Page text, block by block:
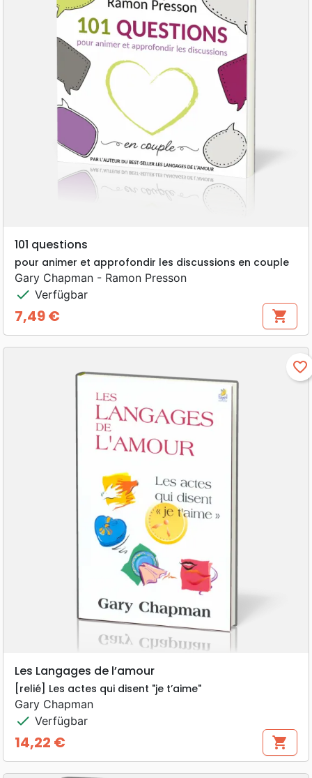
101 questions
pour animer et approfondir les discussions en couple
Gary Chapman - Ramon Presson
check Verfügbar
Preis
7,49 € shopping_cart
favorite_border
Les Langages de l’amour
[relié] Les actes qui disent "je t’aime"
Gary Chapman
check Verfügbar
Preis
14,22 € shopping_cart